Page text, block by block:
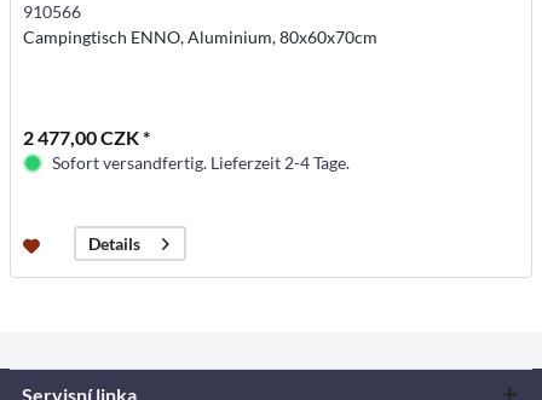
910566
Campingtisch ENNO, Aluminium, 80x60x70cm
2 477,00 CZK *
Sofort versandfertig. Lieferzeit 2-4 Tage.
Details
Servisní linka